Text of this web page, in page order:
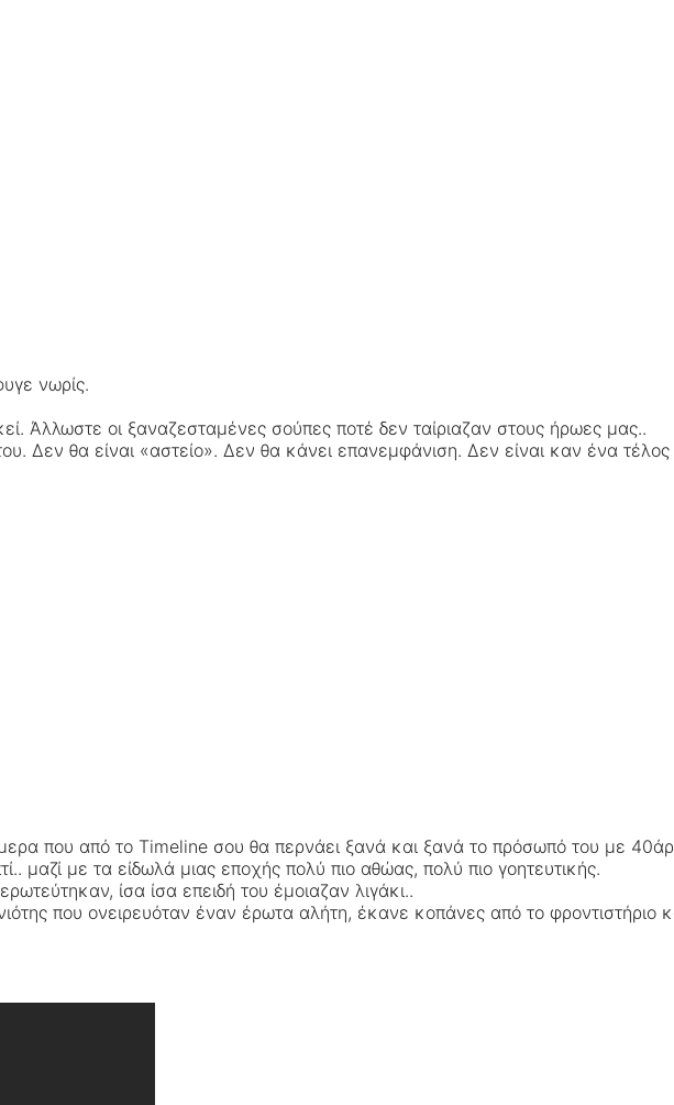
νωρίς.
Άλλωστε οι ξαναζεσταμένες σούπες ποτέ δεν ταίριαζαν στους ήρωες μας..
Δεν θα είναι «αστείο». Δεν θα κάνει επανεμφάνιση. Δεν είναι καν ένα
που από το Timeline σου θα περνάει ξανά και ξανά το πρόσωπό του με
μαζί με τα είδωλά μιας εποχής πολύ πιο αθώας, πολύ πιο γοητευτικής.
ίσα ίσα επειδή του έμοιαζαν λιγάκι..
που ονειρευόταν έναν έρωτα αλήτη, έκανε κοπάνες από το φροντιστήριο